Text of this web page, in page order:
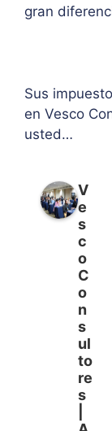
gran
Sus
en Vesco
usted…
V
e
s
c
o
C
o
n
s
ul
to
re
s